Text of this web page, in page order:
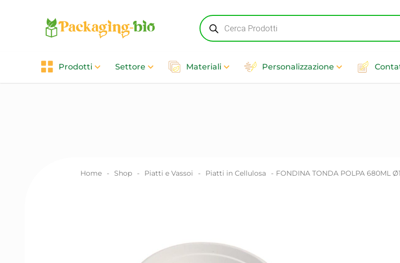
Products
search
Prodotti Settore Materiali Personalizzazione
Home - Shop - Piatti e Vassoi - Piatti in Cellulosa - FONDINA TONDA POLPA 680ML